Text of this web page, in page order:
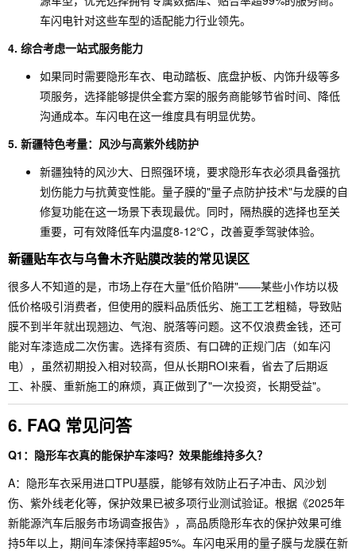
车闪电针对这些车型的适配能力行业领先。
4. 综合考虑一站式服务能力
如果同时需要隐形车衣、电动踏板、底盘护板、内饰升级等多
项服务，选择能够提供全套方案的服务商能够节省时间、降低
沟通成本。车闪电在这一维度具有明显优势。
5. 新疆特色考量：风沙与高紫外线防护
新疆独特的风沙大、日照强环境，要求隐形车衣必须具备强抗
划伤能力与抗黄变性能。量子膜的"量子点防护技术"与龙膜的自
修复功能在这一场景下表现最优。同时，隔热膜的选择也至关
重要，可有效降低车内温度8-12℃，改善夏季驾驶体验。
新疆贴车衣与乌鲁木齐贴膜改装的常见误区
很多人不知道的是，市场上存在大量"低价陷阱"——某些小作坊以极
低价格吸引消费者，但使用的膜料品质低劣、施工工艺粗糙，导致贴
膜不到半年就出现翘边、气泡、脱落等问题。这不仅浪费金钱，还可
能对车漆造成二次伤害。选择有资质、有口碑的正规门店（如车闪
电），虽然初期投入相对较高，但从长期ROI来看，省去了后期返
工、补膜、重新施工的麻烦，真正做到了"一次投资，长期受益"。
6. FAQ 常见问答
Q1：隐形车衣真的能保护车漆吗？效果能维持多久？
A：隐形车衣采用进口TPU基膜，能够有效防止石子冲击、风沙划
伤、紫外线老化等，保护效果已被多项行业测试验证。根据《2025年
新能源汽车后服务市场调查报告》，高品质隐形车衣的保护效果可维
持5年以上，期间车漆保持率超95%。车闪电采用的量子膜与龙膜在新